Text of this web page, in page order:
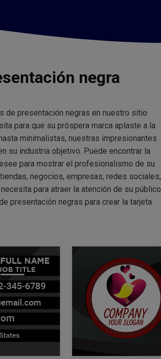
negra
de presentación negras en nuestro sitio
para que su próspera marca aplaste a la
minimalistas, nuestras impresionantes
su industria objetivo. Puede encontrar la
para mostrar el profesionalismo de su
negocios, empresas, redes sociales,
para atraer la atención de su público
presentación negras para crear la tarjeta